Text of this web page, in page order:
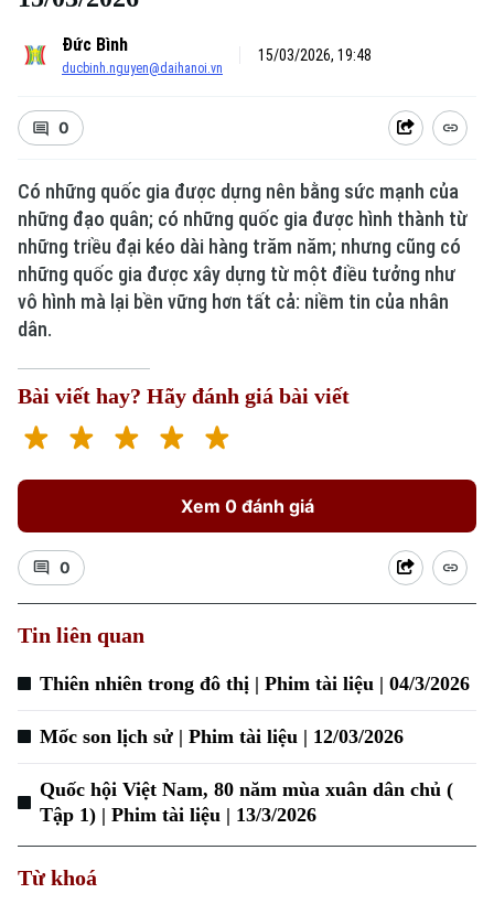
Xu hướng
Chuyên mục
Đức Bình
ducbinh.nguyen@daihanoi.vn
15/03/2026, 19:48
0
Có những quốc gia được dựng nên bằng sức mạnh của
những đạo quân; có những quốc gia được hình thành từ
những triều đại kéo dài hàng trăm năm; nhưng cũng có
những quốc gia được xây dựng từ một điều tưởng như
vô hình mà lại bền vững hơn tất cả: niềm tin của nhân
dân.
Bài viết hay? Hãy đánh giá bài viết
Xem 0 đánh giá
0
Tin liên quan
Thiên nhiên trong đô thị | Phim tài liệu | 04/3/2026
Mốc son lịch sử | Phim tài liệu | 12/03/2026
Quốc hội Việt Nam, 80 năm mùa xuân dân chủ (
Tập 1) | Phim tài liệu | 13/3/2026
Từ khoá